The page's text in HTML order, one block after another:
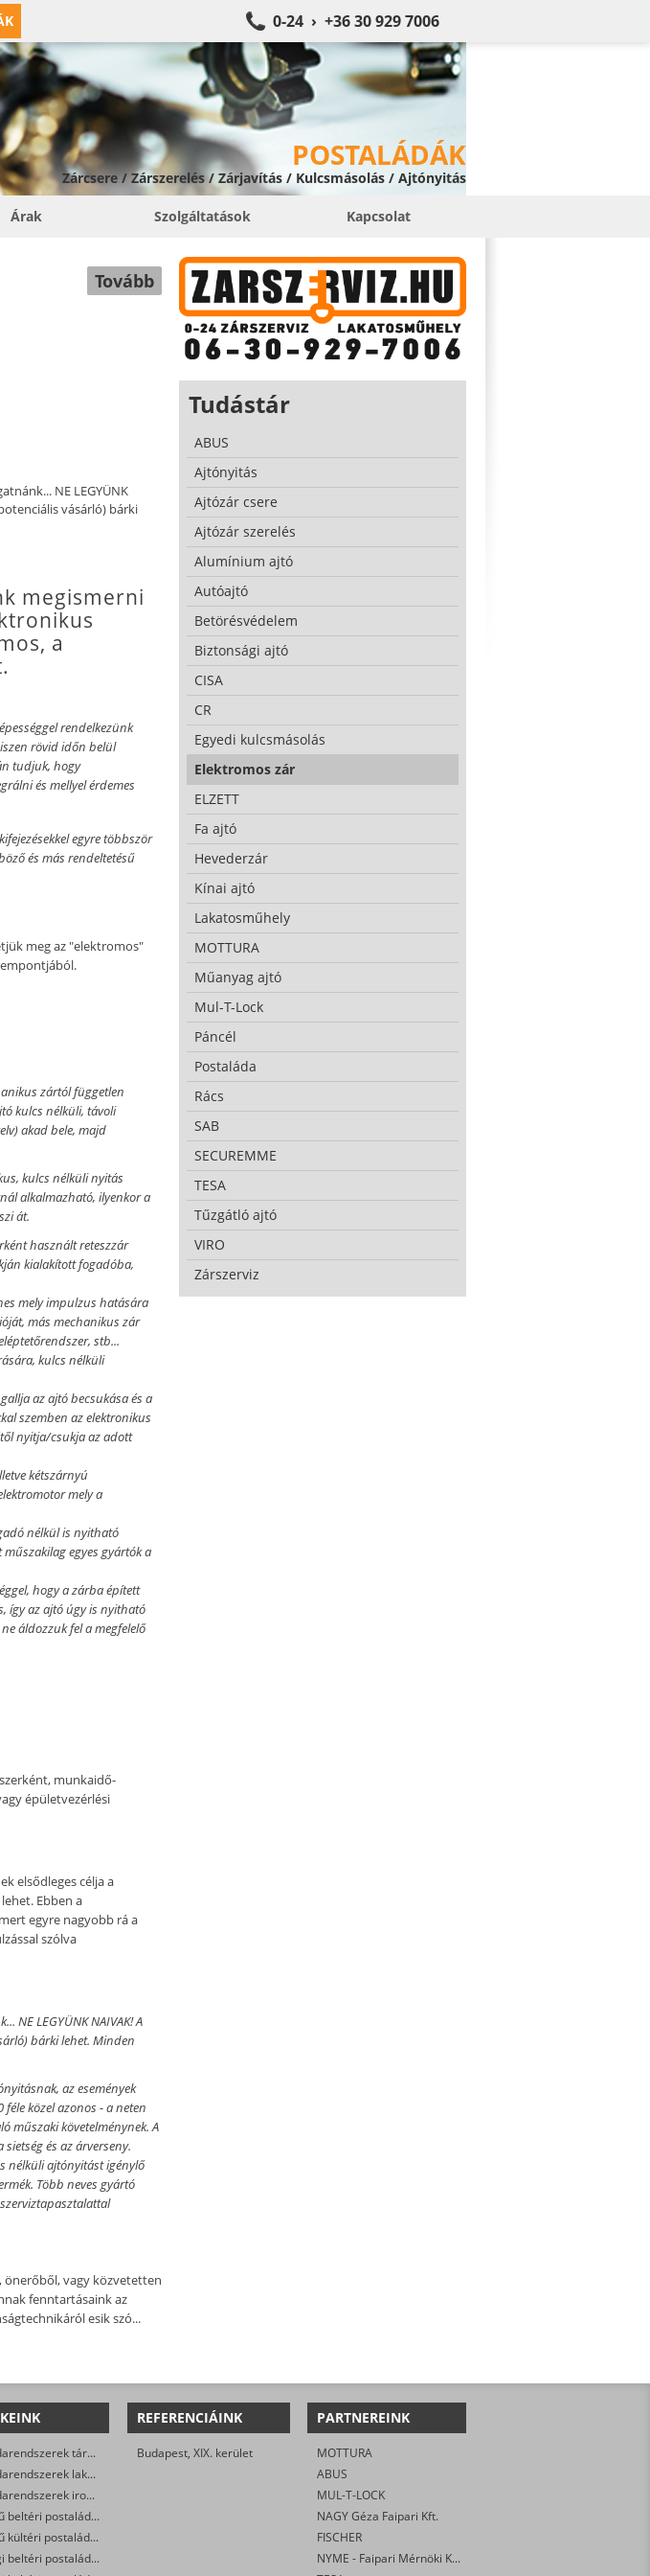
0-24 › +36 30 929 7006
POSTALÁDÁK
Zárcsere / Zárszerelés / Zárjavítás / Kulcsmásolás / Ajtónyitás
Árak Szolgáltatások Kapcsolat
Tovább
NE LEGYÜNK
vásárló) bárki
megismerni
a
rendelkezünk
rövid időn belül
tudjuk, hogy
és mellyel érdemes
egyre többször
és más rendeltetésű
meg az "elektromos"
zártól független
kulcs nélküli, távoli
akad bele, majd
kulcs nélküli nyitás
alkalmazható, ilyenkor a
át.
használt reteszzár
kialakított fogadóba,
mely impulzus hatására
más mechanikus zár
stb...
kulcs nélküli
az ajtó becsukása és a
szemben az elektronikus
nyitja/csukja az adott
kétszárnyú
mely a
nélkül is nyitható
egyes gyártók a
hogy a zárba épített
így az ajtó úgy is nyitható
áldozzuk fel a megfelelő
munkaidő-
épületvezérlési
elsődleges célja a
Ebben a
egyre nagyobb rá a
szólva
LEGYÜNK NAIVAK! A
bárki lehet. Minden
az események
közel azonos - a neten
műszaki követelménynek.A
és az árverseny.
nélküli ajtónyitást igénylő
Több neves gyártó
vagy közvetetten
fenntartásaink az
esik szó...
Tudástár
ABUS
Ajtónyitás
Ajtózár csere
Ajtózár szerelés
Alumínium ajtó
Autóajtó
Betörésvédelem
Biztonsági ajtó
CISA
CR
Egyedi kulcsmásolás
Elektromos zár
ELZETT
Fa ajtó
Hevederzár
Kínai ajtó
Lakatosműhely
MOTTURA
Műanyag ajtó
Mul-T-Lock
Páncél
Postaláda
Rács
SAB
SECUREMME
TESA
Tűzgátló ajtó
VIRO
Zárszerviz
Postaládarendszerek társasházak részére
Postaládarendszerek lakóparkok részére
Postaládarendszerek irodaházak részére
Egyszerű beltéri postaládák
Egyszerű kültéri postaládák
Minőségi beltéri postaládák
REFERENCIÁINK
Budapest, XIX. kerület
PARTNEREINK
MOTTURA
ABUS
MUL-T-LOCK
NAGY Géza Faipari Kft.
FISCHER
NYME - Faipari Mérnöki Kar